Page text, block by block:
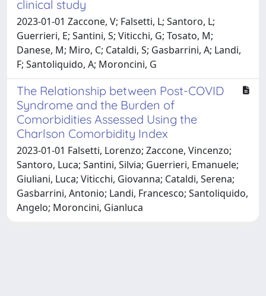
clinical study
2023-01-01 Zaccone, V; Falsetti, L; Santoro, L;
Guerrieri, E; Santini, S; Viticchi, G; Tosato, M;
Danese, M; Miro, C; Cataldi, S; Gasbarrini, A; Landi,
F; Santoliquido, A; Moroncini, G
The Relationship between Post-COVID
Syndrome and the Burden of
Comorbidities Assessed Using the
Charlson Comorbidity Index
2023-01-01 Falsetti, Lorenzo; Zaccone, Vincenzo;
Santoro, Luca; Santini, Silvia; Guerrieri, Emanuele;
Giuliani, Luca; Viticchi, Giovanna; Cataldi, Serena;
Gasbarrini, Antonio; Landi, Francesco; Santoliquido,
Angelo; Moroncini, Gianluca